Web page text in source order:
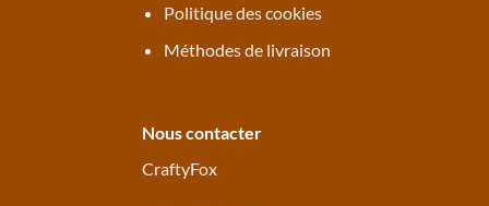
Politique des cookies
Méthodes de livraison
Nous contacter
CraftyFox